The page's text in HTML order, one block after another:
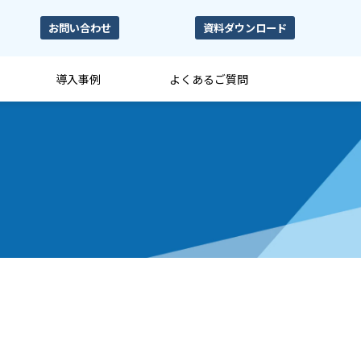
お問い合わせ 資料ダウンロード
導入事例 よくあるご質問